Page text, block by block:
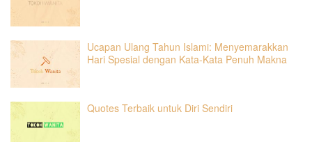
Ucapan Ulang Tahun Islami: Menyemarakkan
Hari Spesial dengan Kata-Kata Penuh Makna
Quotes Terbaik untuk Diri Sendiri